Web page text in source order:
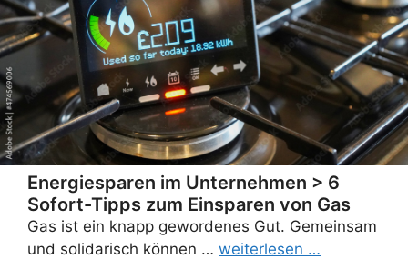
Energiesparen im Unternehmen > 6
Sofort-Tipps zum Einsparen von Gas
Gas ist ein knapp gewordenes Gut. Gemeinsam
und solidarisch können … weiterlesen …